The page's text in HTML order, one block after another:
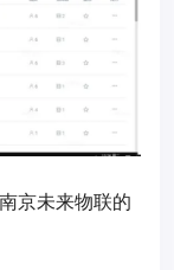
京未来物联的